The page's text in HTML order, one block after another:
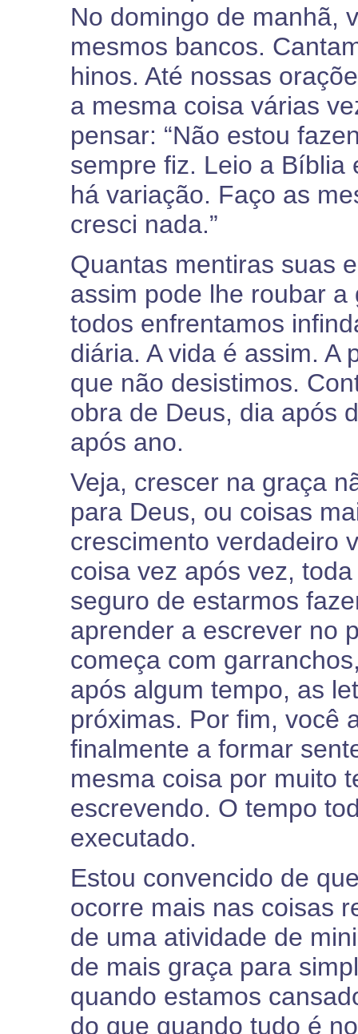
No domingo de manhã,
mesmos bancos.
hinos. Até nossas
a mesma coisa várias
pensar: “Não estou
sempre fiz. Leio a Bíblia
há variação. Faço as
cresci nada.”
Quantas mentiras suas
assim pode lhe roubar
todos enfrentamos
diária. A vida é assim. A
que não desistimos.
obra de Deus, dia após
após ano.
Veja, crescer na graça
para Deus, ou coisas
crescimento verdadeiro
coisa vez após vez,
seguro de estarmos
aprender a escrever no
começa com
após algum tempo, as
próximas. Por fim, você
finalmente a formar
mesma coisa por muito
escrevendo. O tempo
executado.
Estou convencido de
ocorre mais nas coisas
de uma atividade de
de mais graça para
quando estamos
do que quando tudo é